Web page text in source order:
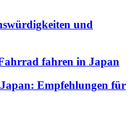
und
fahren in Japan
Empfehlungen für